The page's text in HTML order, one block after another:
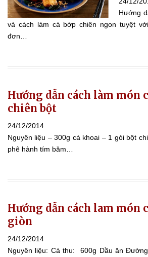
Hướng
và cách làm cá bớp chiên ngon tuyệt
đơn…
Hướng dẫn cách làm món
chiên bột
24/12/2014
Nguyên liệu – 300g cá khoai – 1 gói bột
phê hành tím băm…
Hướng dẫn cách lam món
giòn
24/12/2014
Nguyên liệu: Cá thu: 600g Dầu ăn